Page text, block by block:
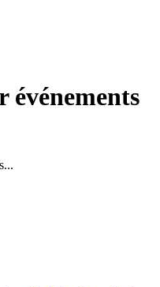
événements